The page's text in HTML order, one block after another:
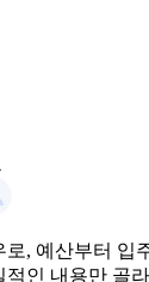
로, 예산부터 입
적인 내용만 골